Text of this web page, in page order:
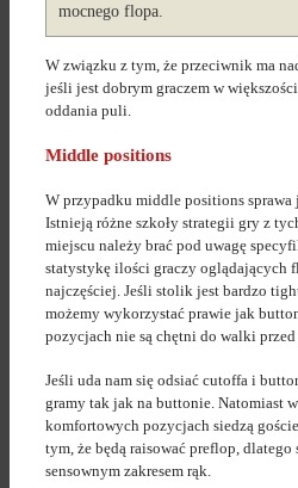
mocnego flopa.
W związku z tym, że przeciwnik ma
jeśli jest dobrym graczem w
oddania puli.
Middle positions
W przypadku middle positions sprawa
Istnieją różne szkoły strategii gry z
miejscu należy brać pod uwagę
statystykę ilości graczy oglądających
najczęściej. Jeśli stolik jest bardzo
możemy wykorzystać prawie jak
pozycjach nie są chętni do walki
Jeśli uda nam się odsiać cutoffa i
gramy tak jak na buttonie. Natomiast
komfortowych pozycjach siedzą
tym, że będą raisować preflop,
sensownym zakresem rąk.